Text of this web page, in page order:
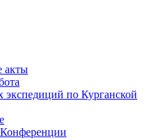
акты
по Курганской